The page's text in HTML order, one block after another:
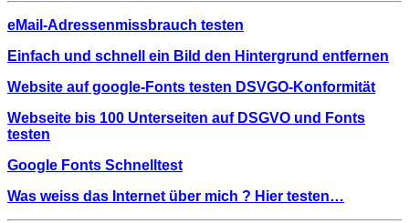
eMail-Adressenmissbrauch testen
Einfach und schnell ein Bild den Hintergrund entfernen
Website auf google-Fonts testen DSVGO-Konformität
Webseite bis 100 Unterseiten auf DSGVO und Fonts
testen
Google Fonts Schnelltest
Was weiss das Internet über mich ? Hier testen…